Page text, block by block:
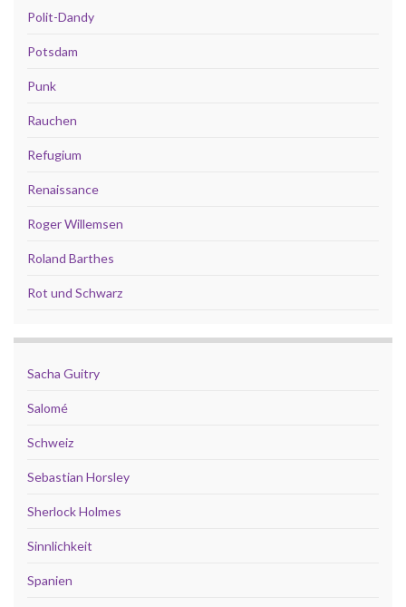
Polit-Dandy
Potsdam
Punk
Rauchen
Refugium
Renaissance
Roger Willemsen
Roland Barthes
Rot und Schwarz
Sacha Guitry
Salomé
Schweiz
Sebastian Horsley
Sherlock Holmes
Sinnlichkeit
Spanien